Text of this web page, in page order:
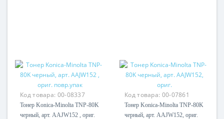
Код товара: 00-08337
Тонер Konica-Minolta TNP-80K
черный, арт. AAJW152 , ориг.
Код товара: 00-07861
Тонер Konica-Minolta TNP-80K
черный, арт. AAJW152, ориг.